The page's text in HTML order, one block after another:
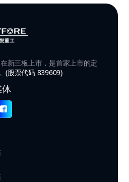
新三板上市，是首家上市的定
(股票代码 839609)